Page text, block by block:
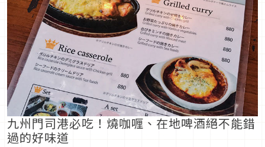
九州門司港必吃！燒咖喱、在地啤酒絕不能錯
過的好味道